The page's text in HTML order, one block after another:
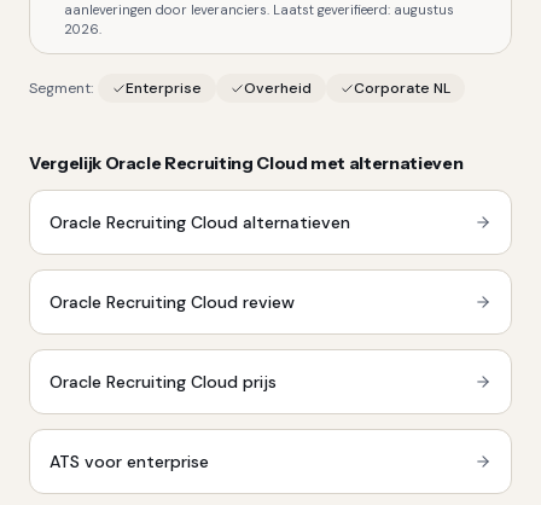
aanleveringen door leveranciers. Laatst geverifieerd: augustus
2026.
Segment: Enterprise Overheid Corporate NL
Vergelijk Oracle Recruiting Cloud met alternatieven
Oracle Recruiting Cloud alternatieven
Oracle Recruiting Cloud review
Oracle Recruiting Cloud prijs
ATS voor enterprise